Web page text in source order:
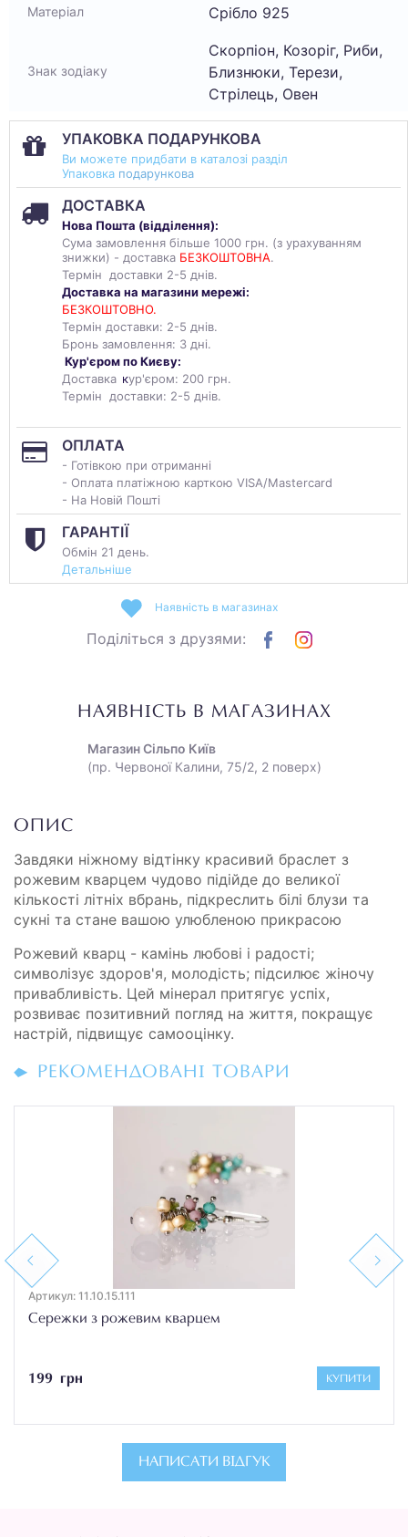
Матеріал Срібло 925
Знак зодіаку
Скорпіон, Козоріг, Риби,
Близнюки, Терези,
Стрілець, Овен
УПАКОВКА ПОДАРУНКОВА
Ви можете придбати в каталозі разділ
Упаковка подарункова
ДОСТАВКА
Нова Пошта (відділення):
Сума замовлення більше 1000 грн. (з урахуванням
знижки) - доставка БЕЗКОШТОВНА.
Термін доставки 2-5 днів.
Доставка на магазини мережі:
БЕЗКОШТОВНО.
Термін доставки: 2-5 днів.
Бронь замовлення: 3 дні.
Кур'єром по Києву:
Доставка кур'єром: 200 грн.
Термін доставки: 2-5 днів.
ОПЛАТА
- Готівкою при отриманні
- Оплата платіжною карткою VISA/Mastercard
- На Новій Пошті
ГАРАНТІЇ
Обмін 21 день.
Детальніше
Наявність в магазинах
Поділіться з друзями:
НАЯВНІСТЬ В МАГАЗИНАХ
Магазин Сільпо Київ
(пр. Червоної Калини, 75/2, 2 поверх)
ОПИС
Завдяки ніжному відтінку красивий браслет з
рожевим кварцем чудово підійде до великої
кількості літніх вбрань, підкреслить білі блузи та
сукні та стане вашою улюбленою прикрасою
Рожевий кварц - камінь любові і радості;
символізує здоров'я, молодість; підсилює жіночу
привабливість. Цей мінерал притягує успіх,
розвиває позитивний погляд на життя, покращує
настрій, підвищує самооцінку.
РЕКОМЕНДОВАНІ ТОВАРИ
Previous
Артикул: 11.10.15.111
Сережки з рожевим кварцем
199 грн КУПИТИ
Next
НАПИСАТИ ВІДГУК